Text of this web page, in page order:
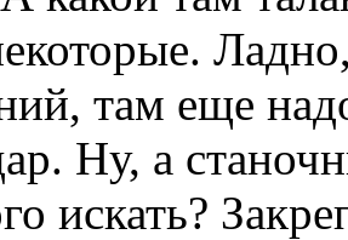
там еще
Ну, а
искать?